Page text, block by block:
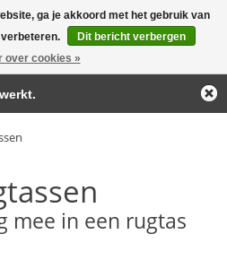
shipping!
mee in een rugtas
ga je akkoord met het gebruik van
Dit bericht verbergen
over cookies »
Deze winkel is in aanbouw.
zullen niet worden gehonoreerd of